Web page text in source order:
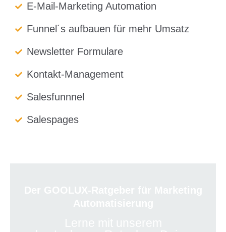
E-Mail-Marketing Automation
Funnel´s aufbauen für mehr Umsatz
Newsletter Formulare
Kontakt-Management
Salesfunnnel
Salespages